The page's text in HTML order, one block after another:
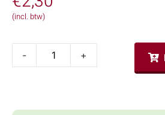
(incl. btw)
- +